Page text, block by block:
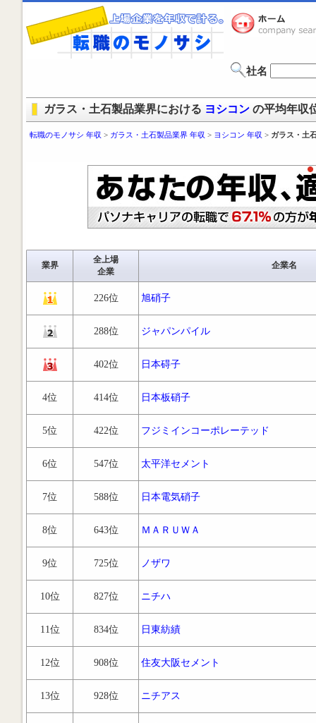
社名
ガラス・土石製品業界における ヨシコン の平均年収
転職のモノサシ 年収 > ガラス・土石製品業界 年収 > ヨシコン 年収 > ガラス・土
業界
全上場
企業
企業名
226位 旭硝子
288位 ジャパンパイル
402位 日本碍子
4位 414位 日本板硝子
5位 422位 フジミインコーポレーテッド
6位 547位 太平洋セメント
7位 588位 日本電気硝子
8位 643位 ＭＡＲＵＷＡ
9位 725位 ノザワ
10位 827位 ニチハ
11位 834位 日東紡績
12位 908位 住友大阪セメント
13位 928位 ニチアス